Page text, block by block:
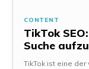
CONTENT
TikTok
Suche
TikTok ist eine